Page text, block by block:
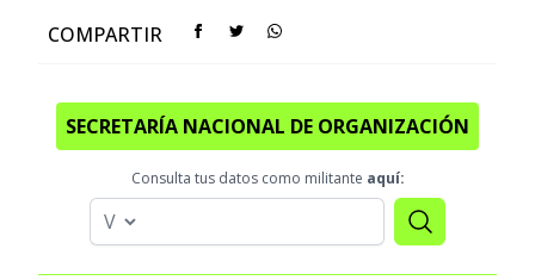
COMPARTIR
SECRETARÍA NACIONAL DE ORGANIZACIÓN
Consulta tus datos como militante aquí: